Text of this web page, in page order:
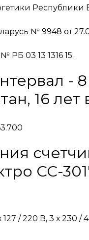
Республики
№ 9948 от
РБ 03 13 1316 15.
- 8
16 лет
СС-
/ 220 В, 3 х 230 /